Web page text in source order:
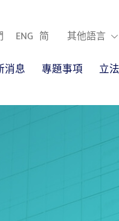
ENG 简 其他語言
其他語言
消息 專題事項 立